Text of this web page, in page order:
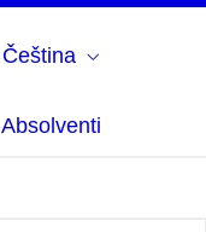
Čeština
Absolventi